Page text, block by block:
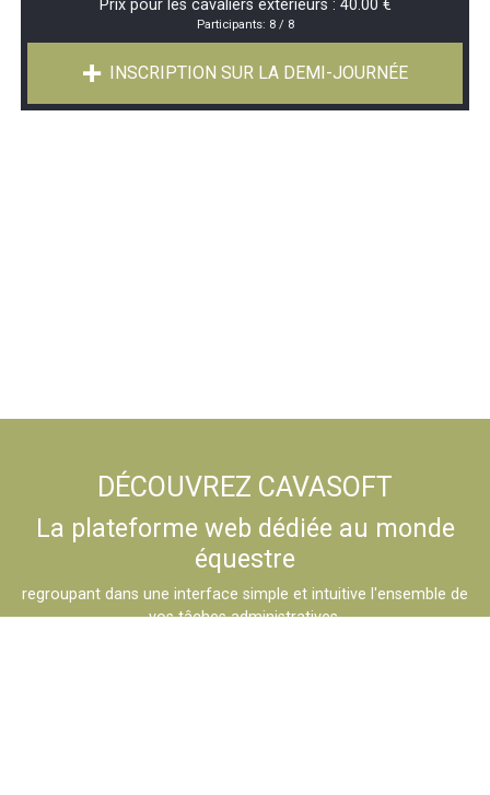
Prix pour les cavaliers extérieurs : 40.00 €
Participants: 8 / 8
INSCRIPTION SUR LA DEMI-JOURNÉE
DÉCOUVREZ CAVASOFT
La plateforme web dédiée au monde
équestre
regroupant dans une interface simple et intuitive l'ensemble de
vos tâches administratives.